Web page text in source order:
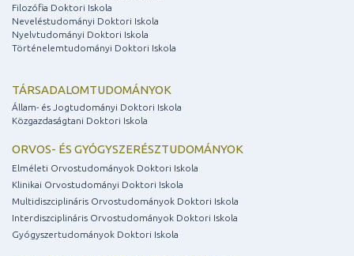
Filozófia Doktori Iskola
Neveléstudományi Doktori Iskola
Nyelvtudományi Doktori Iskola
Történelemtudományi Doktori Iskola
TÁRSADALOMTUDOMÁNYOK
Állam- és Jogtudományi Doktori Iskola
Közgazdaságtani Doktori Iskola
ORVOS- ÉS GYÓGYSZERÉSZTUDOMÁNYOK
Elméleti Orvostudományok Doktori Iskola
Klinikai Orvostudományi Doktori Iskola
Multidiszciplináris Orvostudományok Doktori Iskola
Interdiszciplináris Orvostudományok Doktori Iskola
Gyógyszertudományok Doktori Iskola